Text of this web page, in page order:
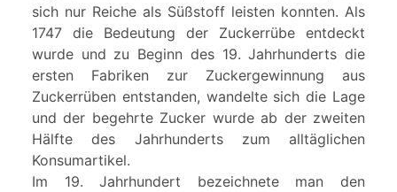
sich nur Reiche als Süßstoff leisten konnten. Als
1747 die Bedeutung der Zuckerrübe entdeckt
wurde und zu Beginn des 19. Jahrhunderts die
ersten Fabriken zur Zuckergewinnung aus
Zuckerrüben entstanden, wandelte sich die Lage
und der begehrte Zucker wurde ab der zweiten
Hälfte des Jahrhunderts zum alltäglichen
Konsumartikel.
Im 19. Jahrhundert bezeichnete man den